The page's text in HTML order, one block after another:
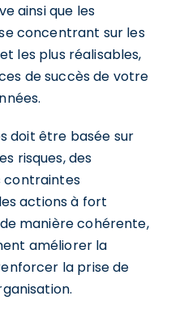
ainsi que les
concentrant sur les
les plus réalisables,
de succès de votre
doit être basée sur
risques, des
contraintes
actions à fort
manière cohérente,
améliorer la
la prise de